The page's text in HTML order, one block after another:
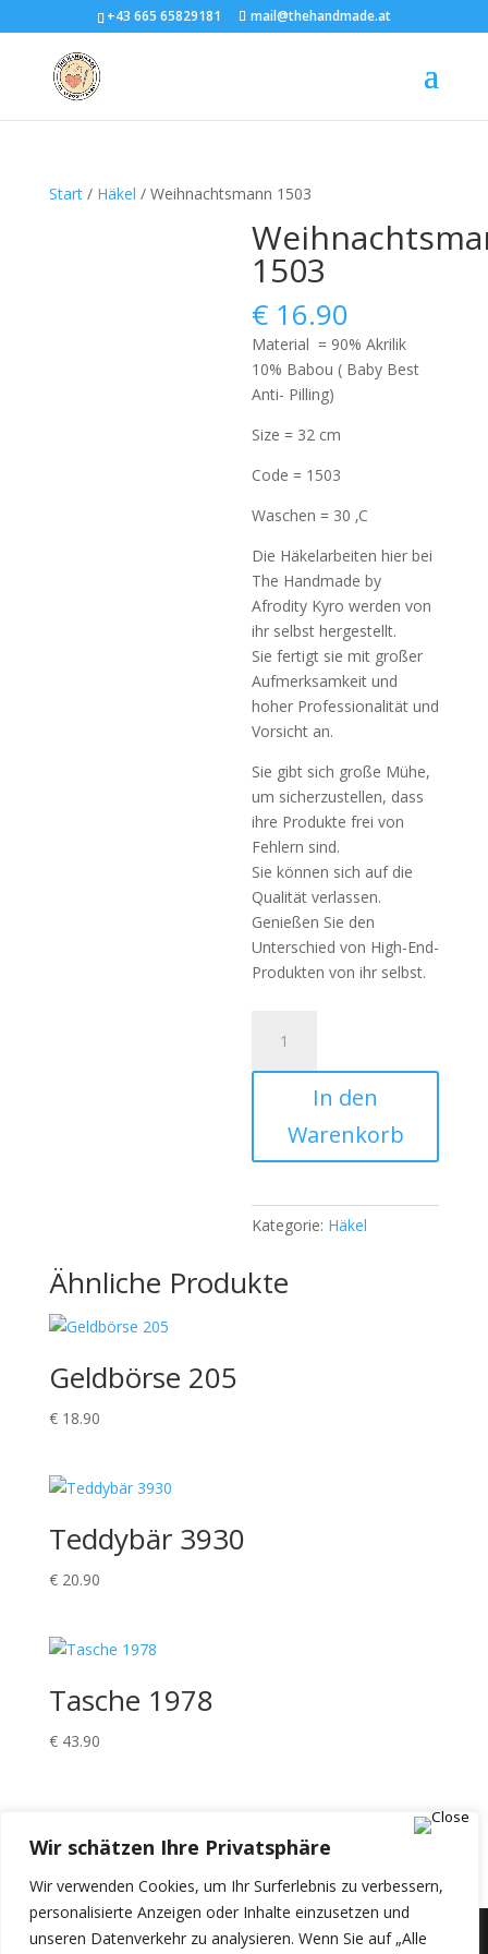
Wir schätzen Ihre Privatsphäre
Wir verwenden Cookies, um Ihr Surferlebnis zu verbessern,
personalisierte Anzeigen oder Inhalte einzusetzen und
unseren Datenverkehr zu analysieren. Wenn Sie auf „Alle
+43 665 65829181 mail@thehandmade.at
Start/ Häkel / Weihnachtsmann 1503
1503
€ 16.90
Material = 90% Akrilik
10% Babou ( Baby Best
Anti- Pilling)
Size = 32 cm
Code = 1503
Waschen = 30 ‚C
Die Häkelarbeiten hier bei
The Handmade by
Afrodity Kyro werden von
ihr selbst hergestellt.
Sie fertigt sie mit großer
Aufmerksamkeit und
hoher Professionalität und
Vorsicht an.
Sie gibt sich große Mühe,
um sicherzustellen, dass
ihre Produkte frei von
Fehlern sind.
Sie können sich auf die
Qualität verlassen.
Genießen Sie den
Unterschied von High-End-
Produkten von ihr selbst.
1503
Menge
In den
Warenkorb
Kategorie: Häkel
Ähnliche Produkte
Geldbörse 205
€18.90
Teddybär 3930
€20.90
Tasche 1978
€43.90